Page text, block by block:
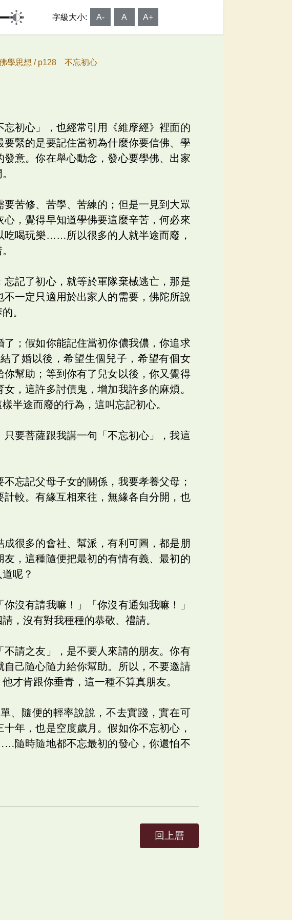
字級大小: A- A A+
學思想 / p128 不忘初心
初心」，也經常引用《維摩經》裡面的
緊的是要記住當初為什麼你要信佛、學
意。你在舉心動念，發心要學佛、出家
苦修、苦學、苦練的；但是一見到大眾
，覺得早知道學佛要這麼辛苦，何必來
吃喝玩樂……所以很多的人就半途而廢，
記了初心，就等於軍隊棄械逃亡，那是
一定只適用於出家人的需要，佛陀所說
。
；假如你能記住當初你儂我儂，你追求
了婚以後，希望生個兒子，希望有個女
幫助；等到你有了兒女以後，你又覺得
，這許多討債鬼，增加我許多的麻煩。
半途而廢的行為，這叫忘記初心。
只要菩薩跟我講一句「不忘初心」，我這
忘記父母子女的關係，我要孝養父母；
較。有緣互相來往，無緣各自分開，也
很多的會社、幫派，有利可圖，都是朋
，這種隨便把最初的有情有義、最初的
呢？
沒有請我嘛！」「你沒有通知我嘛！」
，沒有對我種種的恭敬、禮請。
請之友」，是不要人來請的朋友。你有
己隨心隨力給你幫助。所以，不要邀請
才肯跟你垂青，這一種不算真朋友。
、隨便的輕率說說，不去實踐，實在可
年，也是空度歲月。假如你不忘初心，
隨時隨地都不忘最初的發心，你還怕不
回上層